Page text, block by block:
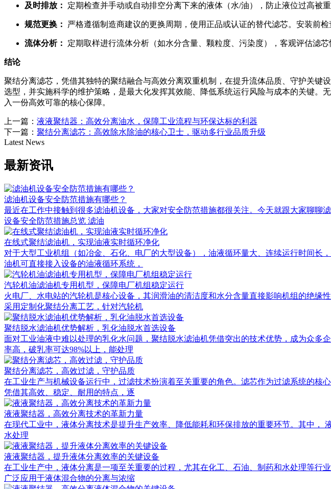
及时排放： 定期检查并手动或自动排空分离下来的液体（水/油），防止液位过高被
规范更换： 严格遵循制造商建议的更换周期，使用正品或认证的替代滤芯。安装前检
流体分析： 定期取样进行流体分析（如水分含量、颗粒度、污染度），客观评估滤芯
结论
聚结分离滤芯，凭借其独特的聚结融合与高效分离双重机制，在提升流体品质、守护关
选型，并实施科学的维护策略，是最大化发挥其效能、降低系统运行风险与成本的关键
入一份高效可靠的核心保障。
上一篇： 液液聚结器：高效分离油水，保障工业流程与环保达标的利器
下一篇： 聚结分离滤芯：高效除水除油的核心卫士，驱动多行业品质升级
Latest News
最新资讯
滤油机设备安全防范措施有哪些？
最近在工作中接触到很多滤油机设备，大家对安全防范措施都很关注。今天就跟大家聊
设备安全防范措施总览 滤油
在线式聚结滤油机，实现油液实时循环净化
对于大型工业机组（如冶金、石化、电厂的大型设备），油液循环量大、连续运行时间
油机可直接接入设备的油液循环系统，
汽轮机油滤油机专用机型，保障电厂机组稳定运行
火电厂、水电站的汽轮机是核心设备，其润滑油的清洁度和水分含量直接影响机组的绝
采用定制化聚结分离工艺，针对汽轮机
聚结脱水滤油机优势解析，乳化油脱水首选设备
面对工业油液中难以处理的乳化水问题，聚结脱水滤油机凭借突出的技术优势，成为众
率高，破乳率可达98%以上，能处理
聚结分离滤芯，高效过滤，守护品质
在工业生产与机械设备运行中，过滤技术扮演着至关重要的角色。滤芯作为过滤系统的
凭借其高效、稳定、耐用的特点，逐
液液聚结器，高效分离技术的革新力量
在现代工业中，液体分离技术是提升生产效率、降低能耗和环保排放的重要环节。其中，
水处理
液液聚结器，提升液体分离效率的关键设备
在工业生产中，液体分离是一项至关重要的过程，尤其在化工、石油、制药和水处理等行
广泛应用于液体混合物的分离与浓缩